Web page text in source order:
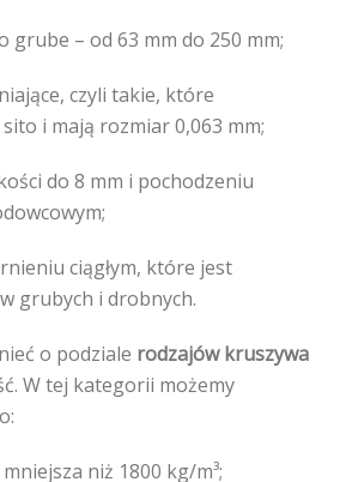
grube – od 63 mm do 250 mm;
czyli takie, które
i mają rozmiar 0,063 mm;
do 8 mm i pochodzeniu
ciągłym, które jest
grubych i drobnych.
o podziale rodzajów kruszywa
W tej kategorii możemy
niż 1800 kg/m³;